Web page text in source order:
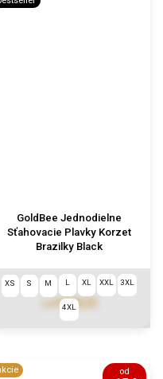
GoldBee Jednodielne
Sťahovacie Plavky Korzet
Brazilky Black
€104,22
XS S M L XL XXL 3XL
4XL
od